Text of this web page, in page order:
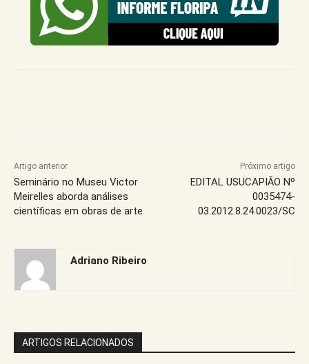
Artigo anterior
Seminário no Museu Victor
Meirelles aborda análises
científicas em obras de arte
Próximo artigo
EDITAL USUCAPIÃO Nº
0035474-
03.2012.8.24.0023/SC
Adriano Ribeiro
ARTIGOS RELACIONADOS